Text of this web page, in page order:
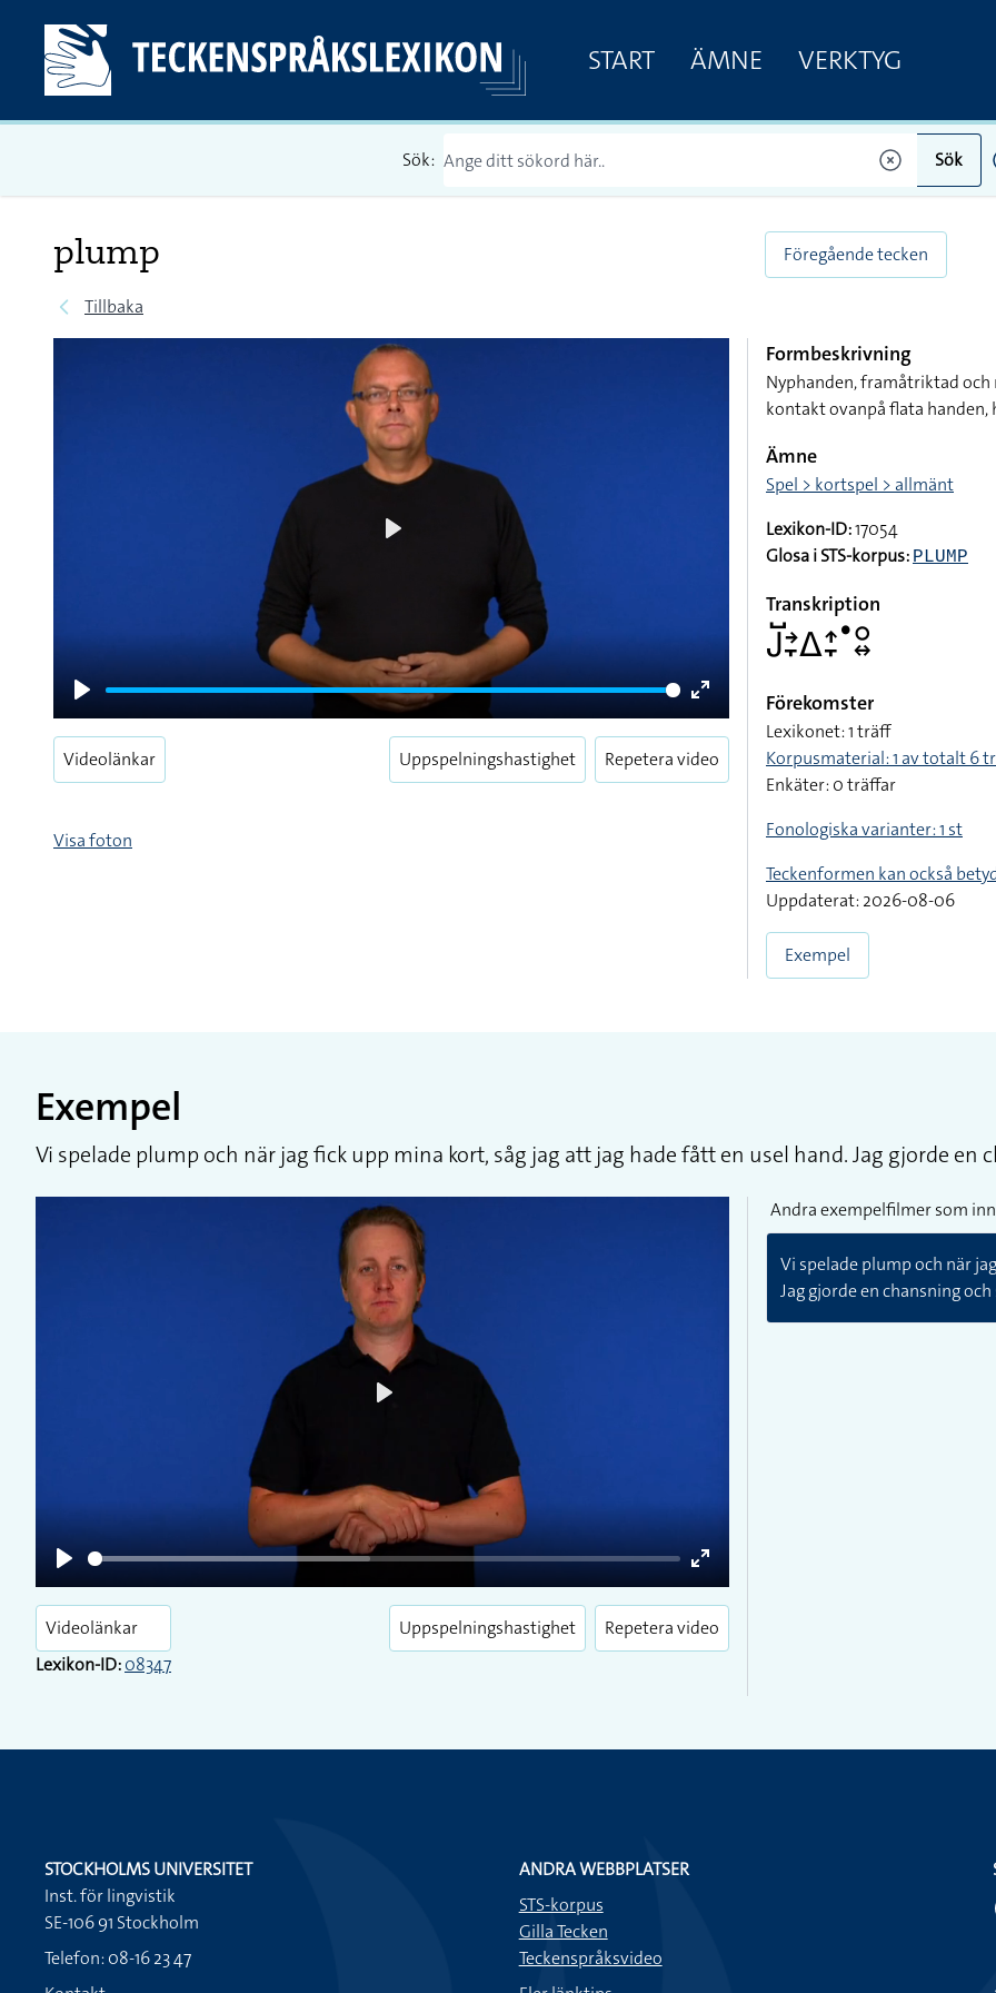
START ÄMNE VERKTYG
Sök: Sök
plump
Tillbaka
Föregående tecken
Play
Enter
fullscreen
Videolänkar Uppspelningshastighet Repetera video
Visa foton
Formbeskrivning
Nyphanden, framåtriktad
kontakt ovanpå flata
Ämne
Spel > kortspel > allmänt
Lexikon-ID:17054
Glosa i STS-korpus: PLUMP
Transkription
􌤢􌤹􌥔􌥙􌤩􌤴􌥙􌤟􌥰􌦉
Förekomster
Lexikonet: 1 träff
Korpusmaterial: 1 av totalt 6
Enkäter: 0 träffar
Fonologiska varianter: 1 st
Teckenformen kan också
Uppdaterat: 2026-08-06
Exempel
Exempel
Vi spelade plump och när jag fick upp mina kort, såg jag att jag hade fått en usel hand. Jag gjorde en
Play
Enter
fullscreen
Videolänkar
Lexikon-ID:08347
Uppspelningshastighet Repetera video
Andra exempelfilmer som
Vi spelade plump och när
Jag gjorde en chansning och
STOCKHOLMS UNIVERSITET
Inst. för lingvistik
SE-106 91 Stockholm
Telefon: 08-16 23 47
ANDRA WEBBPLATSER
STS-korpus
Gilla Tecken
Teckenspråksvideo